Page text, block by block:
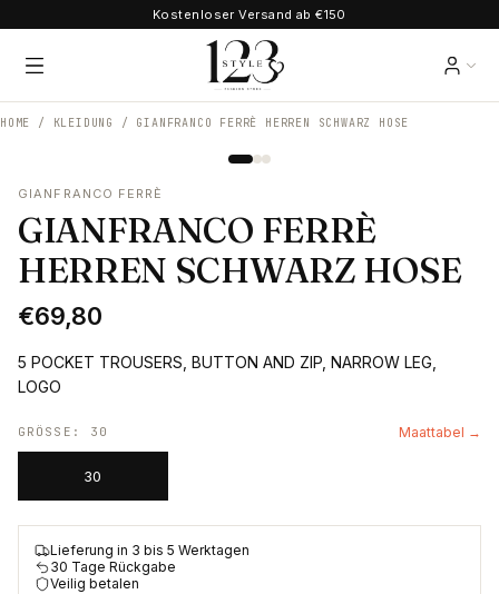
Kostenloser Versand ab €150
HOME / KLEIDUNG / GIANFRANCO FERRÈ HERREN SCHWARZ HOSE
GIANFRANCO FERRÈ
GIANFRANCO FERRÈ
HERREN SCHWARZ HOSE
€69,80
5 POCKET TROUSERS, BUTTON AND ZIP, NARROW LEG,
LOGO
GRÖSSE : 30 Maattabel →
30
Lieferung in 3 bis 5 Werktagen
30 Tage Rückgabe
Veilig betalen